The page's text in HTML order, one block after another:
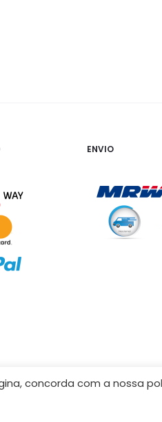
ENVIO
concorda com a nossa